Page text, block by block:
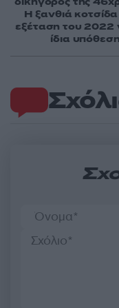
Η ξανθιά κοτσίδα
εξέταση του 2022
ίδια υπόθεση